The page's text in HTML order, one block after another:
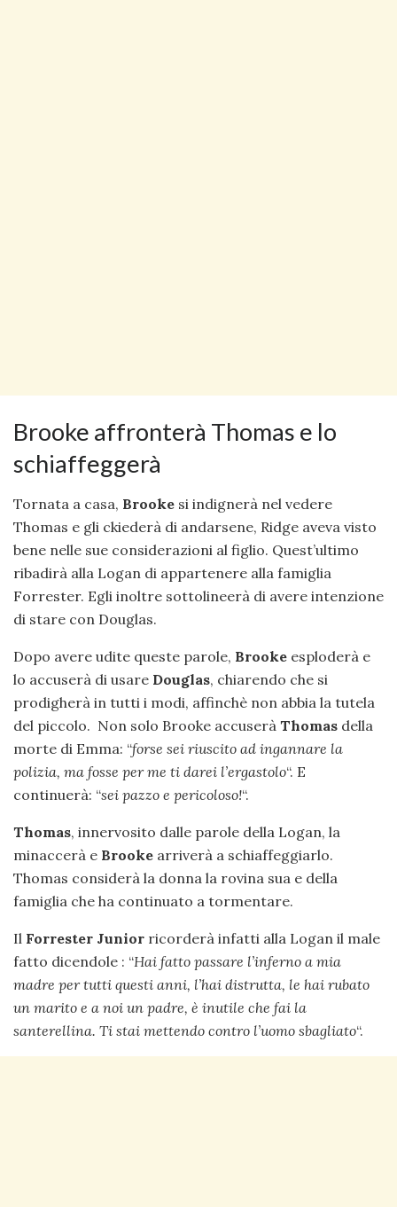
Brooke affronterà Thomas e lo
schiaffeggerà
Tornata a casa, Brooke si indignerà nel vedere
Thomas e gli ckiederà di andarsene, Ridge aveva visto
bene nelle sue considerazioni al figlio. Quest’ultimo
ribadirà alla Logan di appartenere alla famiglia
Forrester. Egli inoltre sottolineerà di avere intenzione
di stare con Douglas.
Dopo avere udite queste parole, Brooke esploderà e
lo accuserà di usare Douglas, chiarendo che si
prodigherà in tutti i modi, affinchè non abbia la tutela
del piccolo. Non solo Brooke accuserà Thomas della
morte di Emma: “forse sei riuscito ad ingannare la
polizia, ma fosse per me ti darei l’ergastolo“. E
continuerà: “sei pazzo e pericoloso!“.
Thomas, innervosito dalle parole della Logan, la
minaccerà e Brooke arriverà a schiaffeggiarlo.
Thomas considerà la donna la rovina sua e della
famiglia che ha continuato a tormentare.
Il Forrester Junior ricorderà infatti alla Logan il male
fatto dicendole : “Hai fatto passare l’inferno a mia
madre per tutti questi anni, l’hai distrutta, le hai rubato
un marito e a noi un padre, è inutile che fai la
santerellina. Ti stai mettendo contro l’uomo sbagliato“.